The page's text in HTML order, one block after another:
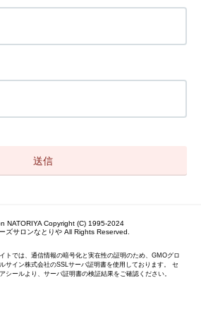
NATORIYA Copyright (C) 1995-2024
ズサロンなとりや All Rights Reserved.
トでは、通信情報の暗号化と実在性の証明のため、GMOグロ
サイン株式会社のSSLサーバ証明書を使用しております。 セ
シールより、サーバ証明書の検証結果をご確認ください。